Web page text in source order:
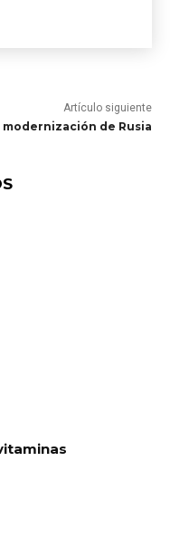
Artículo siguiente
modernización de Rusia